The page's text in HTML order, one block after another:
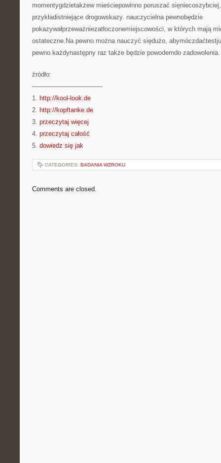
momentygdzietakżew mieściepowinno poruszać
przykładistniejące drogowskazy. nauczycielna pewnobędzie
pokazywałprzeważniezatłoczonemiejscowości, w których mają
ostateczne.Na pewno można nauczyć siędużo,
pewno każdynastępny raz także będzie powodemdo zadowolenia.
źródło:
———————————
1. http://kool-look.de
2. http://kopftanke.de
3. przeczytaj więcej
4. przeczytaj całość
5. dowiedz się jak
CATEGORIES: BADANIA WZROKU
Comments are closed.